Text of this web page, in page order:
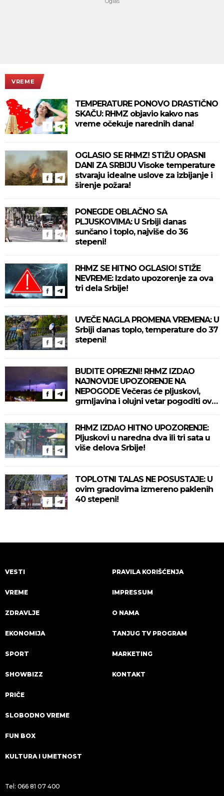
VREME
TEMPERATURE PONOVO DRASTIČNO
SKAČU: RHMZ objavio kakvo nas
vreme očekuje narednih dana!
OGLASIO SE RHMZ! STIŽU OPASNI
DANI ZA SRBIJU Visoke temperature
stvaraju idealne uslove za izbijanje i
širenje požara!
PONEGDE OBLAČNO SA
PLJUSKOVIMA: U Srbiji danas
sunčano i toplo, najviše do 36
stepeni!
RHMZ SE HITNO OGLASIO! STIŽE
NEVREME: Izdato upozorenje za ova
tri dela Srbije!
UVEČE NAGLA PROMENA VREMENA: U
Srbiji danas toplo, temperature do 37
stepeni!
BUDITE OPREZNI! RHMZ IZDAO
NAJNOVIJE UPOZORENJE NA
NEPOGODE Večeras će pljuskovi,
grmljavina i olujni vetar pogoditi ove
RHMZ IZDAO HITNO UPOZORENJE:
Pljuskovi u naredna dva ili tri sata u
više delova Srbije!
TOPLOTNI TALAS NE POSUSTAJE: U
ovim gradovima izmereno paklenih
40 stepeni!
VESTI
VREME
ZDRAVLJE
EKONOMIJA
SPORT
SHOWBIZZ
PRIČE
SLOBODNO VREME
FUN BOX
KULTURA I UMETNOST
PRAVILA KORIŠĆENJA
IMPRESSUM
O NAMA
TANJUG TV PROGRAM
MARKETING
KONTAKT
Tel: 066 81 07 400